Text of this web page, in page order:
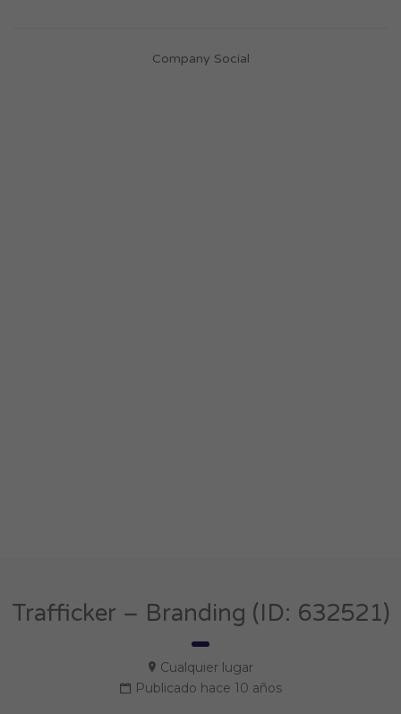
Company Social
Trafficker – Branding (ID: 632521)
Cualquier lugar
Publicado hace 10 años